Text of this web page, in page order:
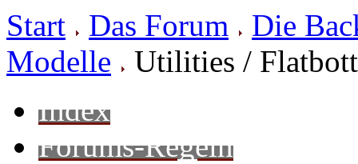
Start
Das Forum
Die
Modelle
Utilities /
Index
Forums-Regeln